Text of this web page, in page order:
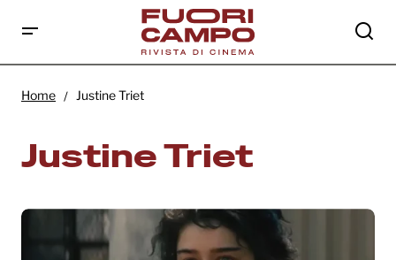
Home Justine Triet
Justine Triet